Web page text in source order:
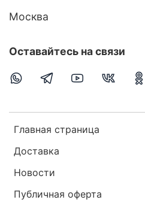
Главная страница
Доставка
Новости
Публичная оферта
Москва
Оставайтесь на связи